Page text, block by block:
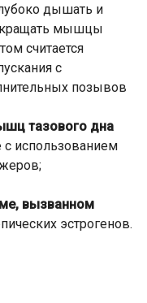
дышать и
мышцы
считается
с
позывов
тазового дна
с использованием
вызванном
эстрогенов.